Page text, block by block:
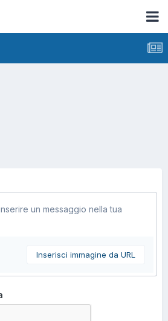
un messaggio nella tua
Inserisci immagine da URL